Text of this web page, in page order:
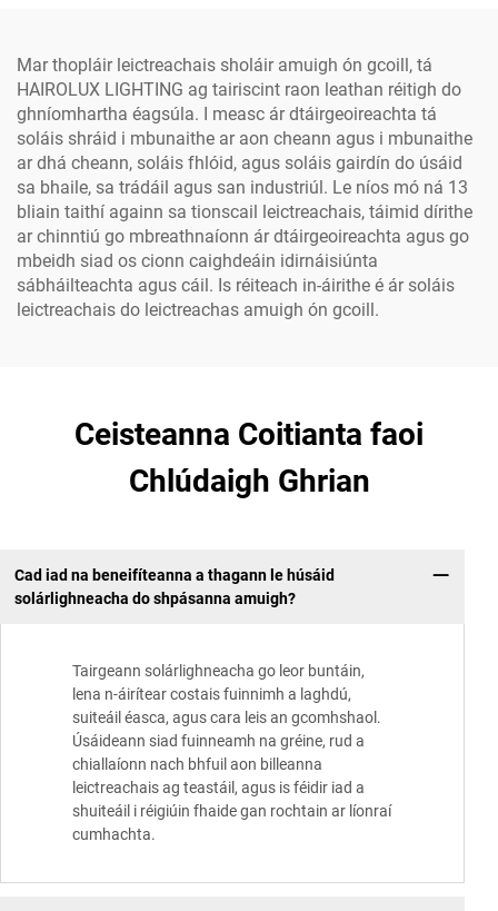
400W, 500W
Mar thopláir leictreachais sholáir amuigh ón gcoill, tá
HAIROLUX LIGHTING ag tairiscint raon leathan réitigh do
ghníomhartha éagsúla. I measc ár dtáirgeoireachta tá
soláis shráid i mbunaithe ar aon cheann agus i mbunaithe
ar dhá cheann, soláis fhlóid, agus soláis gairdín do úsáid
sa bhaile, sa trádáil agus san industriúl. Le níos mó ná 13
bliain taithí againn sa tionscail leictreachais, táimid dírithe
ar chinntiú go mbreathnaíonn ár dtáirgeoireachta agus go
mbeidh siad os cionn caighdeáin idirnáisiúnta
sábháilteachta agus cáil. Is réiteach in-áirithe é ár soláis
leictreachais do leictreachas amuigh ón gcoill.
Ceisteanna Coitianta faoi
Chlúdaigh Ghrian
Cad iad na beneifíteanna a thagann le húsáid
solárlighneacha do shpásanna amuigh?
Tairgeann solárlighneacha go leor buntáin,
lena n-áirítear costais fuinnimh a laghdú,
suiteáil éasca, agus cara leis an gcomhshaol.
Úsáideann siad fuinneamh na gréine, rud a
chiallaíonn nach bhfuil aon billeanna
leictreachais ag teastáil, agus is féidir iad a
shuiteáil i réigiúin fhaide gan rochtain ar líonraí
cumhachta.